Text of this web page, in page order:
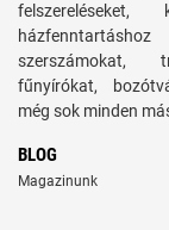
házfenntartáshoz
szerszámokat,
fűnyírókat,
még sok minden
BLOG
Magazinunk